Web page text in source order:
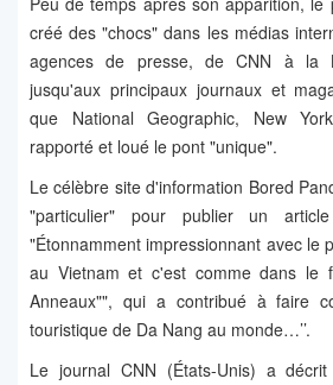
créé des "chocs" dans les médias
agences de presse, de CNN à la
jusqu'aux principaux journaux et
que National Geographic, New
rapporté et loué le pont "unique".
Le célèbre site d'information Bored
"particulier" pour publier un
"Étonnamment impressionnant avec le
au Vietnam et c'est comme dans le
Anneaux"", qui a contribué à faire
touristique de Da Nang au monde…’’.
Le journal CNN (États-Unis) a